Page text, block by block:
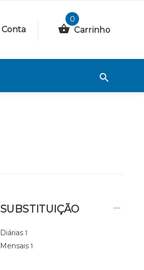
Conta
0
Carrinho
SUBSTITUIÇÃO
Diárias 1
Mensais 1